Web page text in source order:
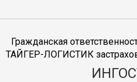
Гражданская
ТАЙГЕР-ЛОГИСТИК